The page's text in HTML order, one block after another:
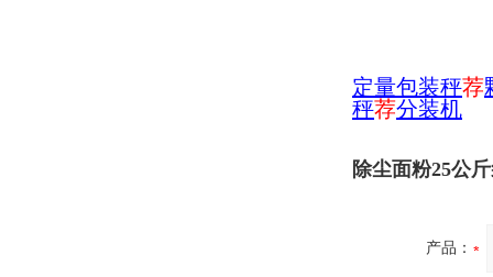
定量包装秤荐
秤荐分装机
除尘面粉25公
产品：